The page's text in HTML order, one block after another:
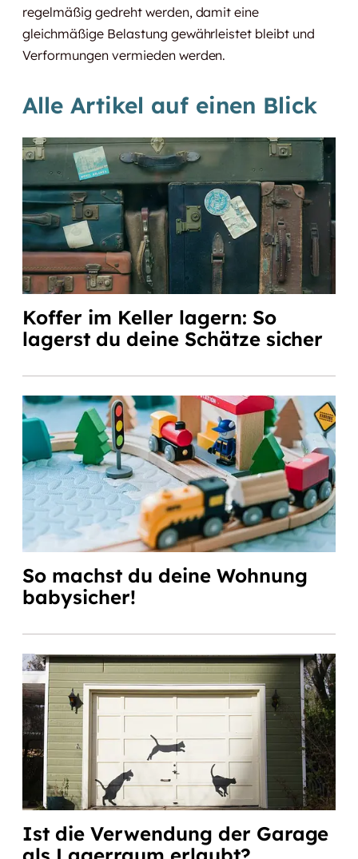
regelmäßig gedreht werden, damit eine
gleichmäßige Belastung gewährleistet bleibt und
Verformungen vermieden werden.
Alle Artikel auf einen Blick
Koffer im Keller lagern: So
lagerst du deine Schätze sicher
So machst du deine Wohnung
babysicher!
Ist die Verwendung der Garage